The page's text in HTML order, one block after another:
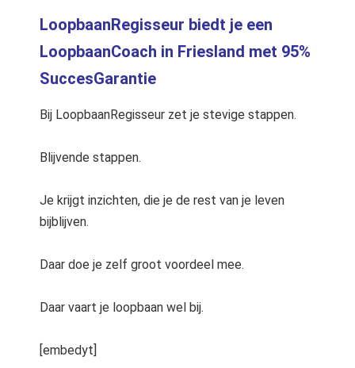
LoopbaanRegisseur biedt je een
LoopbaanCoach in Friesland met 95%
SuccesGarantie
Bij LoopbaanRegisseur zet je stevige stappen.
Blijvende stappen.
Je krijgt inzichten, die je de rest van je leven
bijblijven.
Daar doe je zelf groot voordeel mee.
Daar vaart je loopbaan wel bij.
[embedyt]